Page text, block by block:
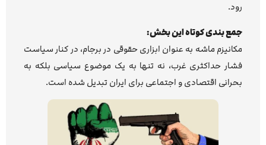
رود.
جمع بندی کوتاه این بخش:
مکانیزم ماشه به عنوان ابزاری حقوقی در برجام، در کنار سیاست
فشار حداکثری غرب، نه تنها به یک موضوع سیاسی بلکه به
بحرانی اقتصادی و اجتماعی برای ایران تبدیل شده است.